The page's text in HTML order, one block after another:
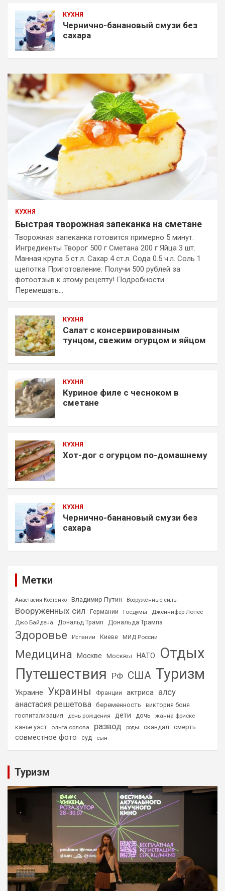
КУХНЯ
Чернично-банановый смузи без
сахара
КУХНЯ
Быстрая творожная запеканка на сметане
Творожная запеканка готовится примерно 5 минут.
Ингредиенты Творог 500 г Сметана 200 г Яйца 3 шт.
Манная крупа 5 ст.л. Сахар 4 ст.л. Сода 0.5 ч.л. Соль 1
щепотка Приготовление: Получи 500 рублей за
фотоотзыв к этому рецепту! Подробности
Перемешать…
КУХНЯ
Салат с консервированным
тунцом, свежим огурцом и яйцом
КУХНЯ
Куриное филе с чесноком в
сметане
КУХНЯ
Хот-дог с огурцом по-домашнему
КУХНЯ
Чернично-банановый смузи без
сахара
Метки
Анастасия Костенко Владимир Путин Вооруженные силы
Вооруженных сил Германии Госдумы
Дженнифер Лопес
Джо Байдена
Дональд Трамп Дональда Трампа
Здоровье Испании Киеве МИД России
Медицина Москве Москвы НАТО
Отдых
Путешествия РФ США Туризм
Украине Украины Франции актриса алсу
анастасия решетова беременность
виктория боня
госпитализация
день рождения дети дочь
жанна фриске
канье уэст
ольга орлова развод роды скандал смерть
совместное фото суд сын
Туризм